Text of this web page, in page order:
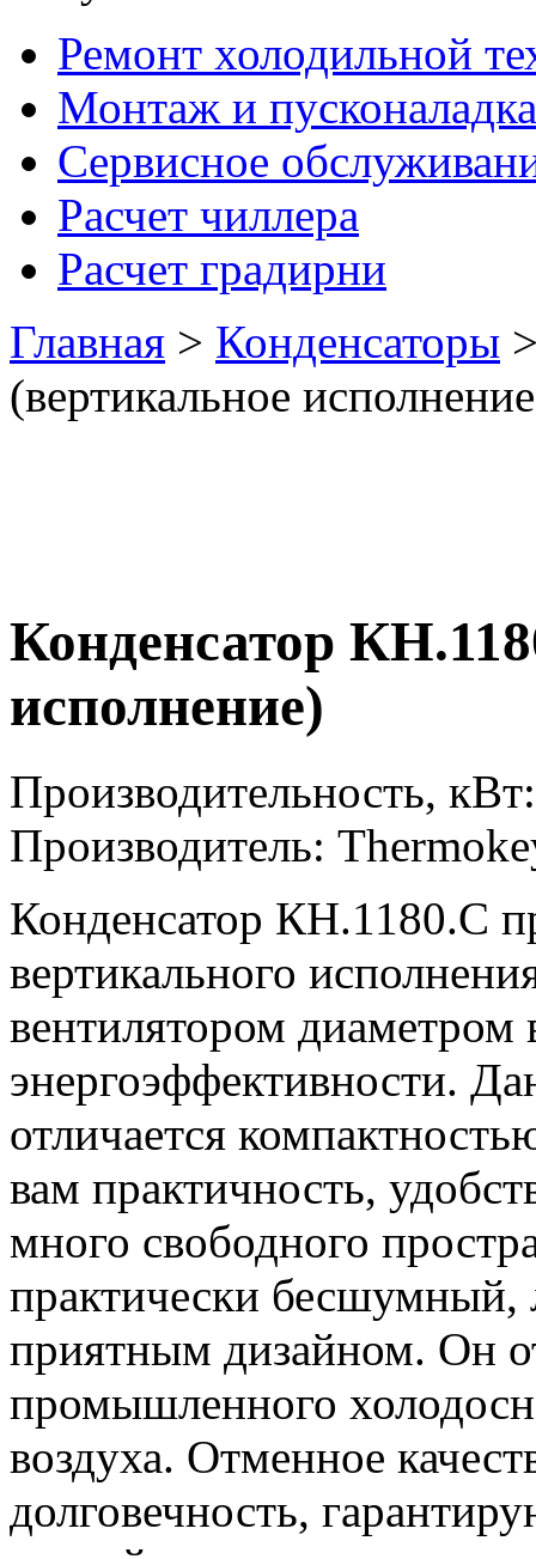
Ремонт холодильной
Монтаж и пусконаладка
Сервисное
Расчет чиллера
Расчет градирни
Главная > Конденсаторы
(вертикальное
Конденсатор
исполнение)
Производительность,
Производитель:
Конденсатор КH.1180.C
вертикального
вентилятором
энергоэффективности.
отличается
вам практичность,
много свободного
практически бесшумный,
приятным дизайном. Он
промышленного
воздуха. Отменное
долговечность,